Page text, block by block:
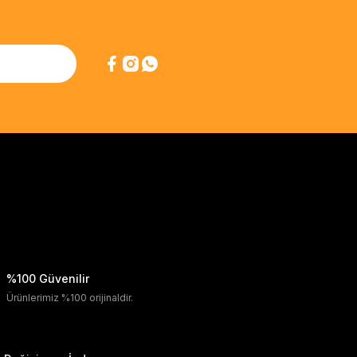
%100 Güvenilir
Ürünlerimiz %100 orijinaldir.